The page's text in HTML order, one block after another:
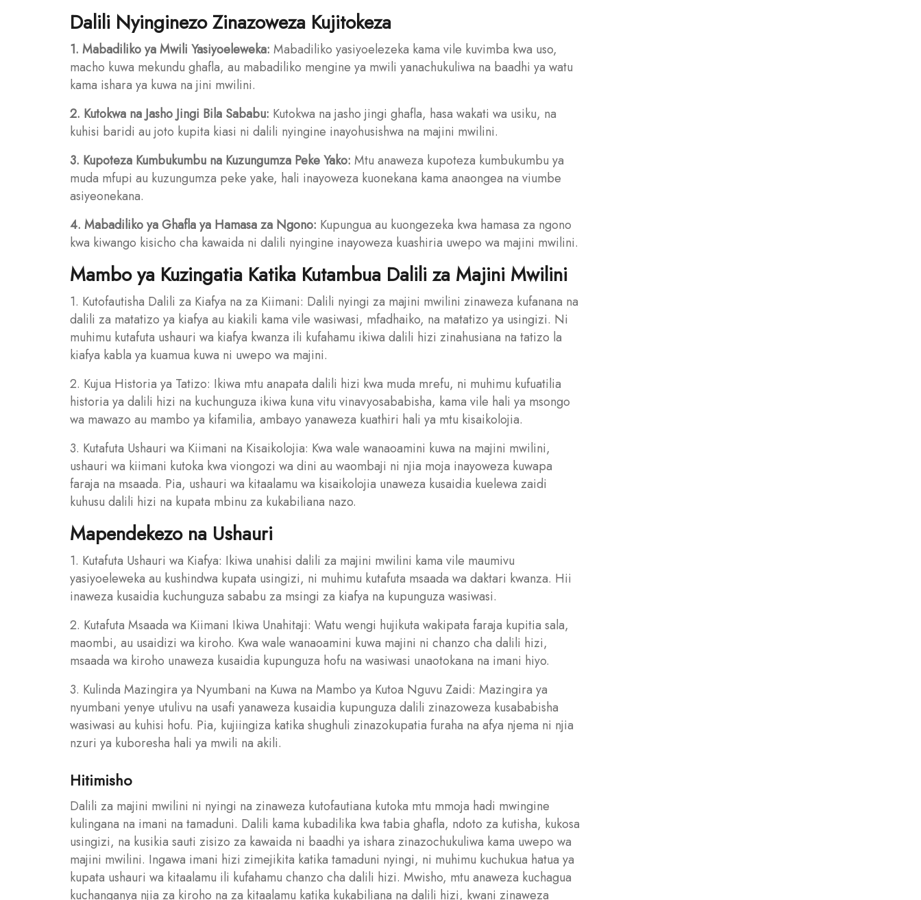
Dalili Nyinginezo Zinazoweza Kujitokeza
1. Mabadiliko ya Mwili Yasiyoeleweka: Mabadiliko yasiyoelezeka kama vile kuvimba kwa uso,
macho kuwa mekundu ghafla, au mabadiliko mengine ya mwili yanachukuliwa na baadhi ya watu
kama ishara ya kuwa na jini mwilini.
2. Kutokwa na Jasho Jingi Bila Sababu: Kutokwa na jasho jingi ghafla, hasa wakati wa usiku, na
kuhisi baridi au joto kupita kiasi ni dalili nyingine inayohusishwa na majini mwilini.
3. Kupoteza Kumbukumbu na Kuzungumza Peke Yako: Mtu anaweza kupoteza kumbukumbu ya
muda mfupi au kuzungumza peke yake, hali inayoweza kuonekana kama anaongea na viumbe
asiyeonekana.
4. Mabadiliko ya Ghafla ya Hamasa za Ngono: Kupungua au kuongezeka kwa hamasa za ngono
kwa kiwango kisicho cha kawaida ni dalili nyingine inayoweza kuashiria uwepo wa majini mwilini.
Mambo ya Kuzingatia Katika Kutambua Dalili za Majini Mwilini
1. Kutofautisha Dalili za Kiafya na za Kiimani: Dalili nyingi za majini mwilini zinaweza kufanana na
dalili za matatizo ya kiafya au kiakili kama vile wasiwasi, mfadhaiko, na matatizo ya usingizi. Ni
muhimu kutafuta ushauri wa kiafya kwanza ili kufahamu ikiwa dalili hizi zinahusiana na tatizo la
kiafya kabla ya kuamua kuwa ni uwepo wa majini.
2. Kujua Historia ya Tatizo: Ikiwa mtu anapata dalili hizi kwa muda mrefu, ni muhimu kufuatilia
historia ya dalili hizi na kuchunguza ikiwa kuna vitu vinavyosababisha, kama vile hali ya msongo
wa mawazo au mambo ya kifamilia, ambayo yanaweza kuathiri hali ya mtu kisaikolojia.
3. Kutafuta Ushauri wa Kiimani na Kisaikolojia: Kwa wale wanaoamini kuwa na majini mwilini,
ushauri wa kiimani kutoka kwa viongozi wa dini au waombaji ni njia moja inayoweza kuwapa
faraja na msaada. Pia, ushauri wa kitaalamu wa kisaikolojia unaweza kusaidia kuelewa zaidi
kuhusu dalili hizi na kupata mbinu za kukabiliana nazo.
Mapendekezo na Ushauri
1. Kutafuta Ushauri wa Kiafya: Ikiwa unahisi dalili za majini mwilini kama vile maumivu
yasiyoeleweka au kushindwa kupata usingizi, ni muhimu kutafuta msaada wa daktari kwanza. Hii
inaweza kusaidia kuchunguza sababu za msingi za kiafya na kupunguza wasiwasi.
2. Kutafuta Msaada wa Kiimani Ikiwa Unahitaji: Watu wengi hujikuta wakipata faraja kupitia sala,
maombi, au usaidizi wa kiroho. Kwa wale wanaoamini kuwa majini ni chanzo cha dalili hizi,
msaada wa kiroho unaweza kusaidia kupunguza hofu na wasiwasi unaotokana na imani hiyo.
3. Kulinda Mazingira ya Nyumbani na Kuwa na Mambo ya Kutoa Nguvu Zaidi: Mazingira ya
nyumbani yenye utulivu na usafi yanaweza kusaidia kupunguza dalili zinazoweza kusababisha
wasiwasi au kuhisi hofu. Pia, kujiingiza katika shughuli zinazokupatia furaha na afya njema ni njia
nzuri ya kuboresha hali ya mwili na akili.
Hitimisho
Dalili za majini mwilini ni nyingi na zinaweza kutofautiana kutoka mtu mmoja hadi mwingine
kulingana na imani na tamaduni. Dalili kama kubadilika kwa tabia ghafla, ndoto za kutisha, kukosa
usingizi, na kusikia sauti zisizo za kawaida ni baadhi ya ishara zinazochukuliwa kama uwepo wa
majini mwilini. Ingawa imani hizi zimejikita katika tamaduni nyingi, ni muhimu kuchukua hatua ya
kupata ushauri wa kitaalamu ili kufahamu chanzo cha dalili hizi. Mwisho, mtu anaweza kuchagua
kuchanganya njia za kiroho na za kitaalamu katika kukabiliana na dalili hizi, kwani zinaweza